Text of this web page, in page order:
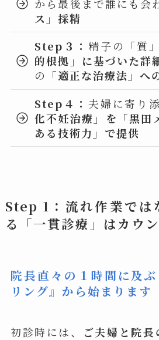
から最後まで誰にも会
ス」採精
Step３： 精子の「質
的根拠」に基づいた詳
の 「適正な治療法」へ
Step４： 夫婦に寄り
化不妊治療」を「黒田
ある技術力 」で提供
Step 1：流れ作業では
る「一貫診療」はカウ
院長直々の１時間に及
リング』 から始まります
初診時には、 ご夫婦と院長